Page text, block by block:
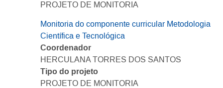
PROJETO DE MONITORIA
Monitoria do componente curricular Metodologia
Científica e Tecnológica
Coordenador
HERCULANA TORRES DOS SANTOS
Tipo do projeto
PROJETO DE MONITORIA